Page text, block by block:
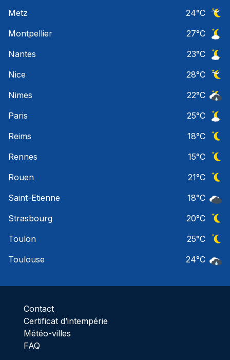
Metz
24°C
Montpellier
27°C
Nantes
23°C
Nice
28°C
Nimes
22°C
Paris
25°C
Reims
18°C
Rennes
15°C
Rouen
21°C
Saint-Etienne
18°C
Strasbourg
20°C
Toulon
25°C
Toulouse
24°C
Contact
Certificat d’intempérie
Météo-villes
FAQ